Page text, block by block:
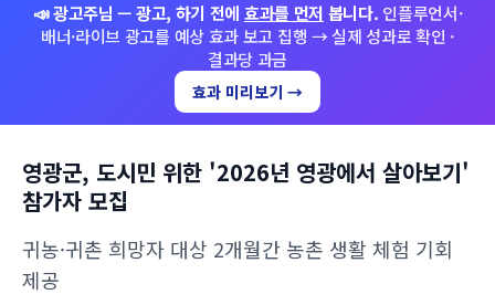
📣 광고주님 — 광고, 하기 전에 효과를 먼저 봅니다. 인플루언서·
배너·라이브 광고를 예상 효과 보고 집행 → 실제 성과로 확인 ·
결과당 과금
효과 미리보기 →
영광군, 도시민 위한 '2026년 영광에서 살아보기'
참가자 모집
귀농·귀촌 희망자 대상 2개월간 농촌 생활 체험 기회
제공